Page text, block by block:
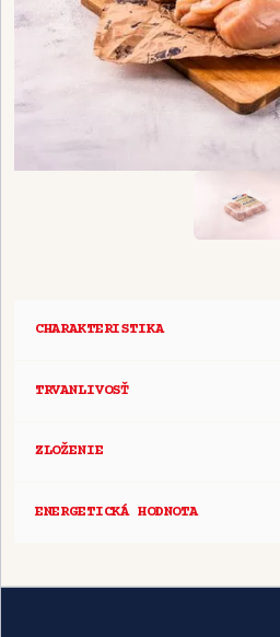
CHARAKTERISTIKA
TRVANLIVOSŤ
ZLOŽENIE
ENERGETICKÁ HODNOTA